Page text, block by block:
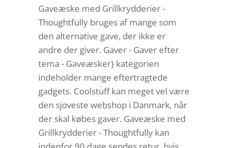
Gaveæske med Grillkrydderier -
Thoughtfully bruges af mange som
den alternative gave, der ikke er
andre der giver. Gaver - Gaver efter
tema - Gaveæsker} kategorien
indeholder mange eftertragtede
gadgets. Coolstuff kan meget vel være
den sjoveste webshop i Danmark, når
der skal købes gaver. Gaveæske med
Grillkrydderier - Thoughtfully kan